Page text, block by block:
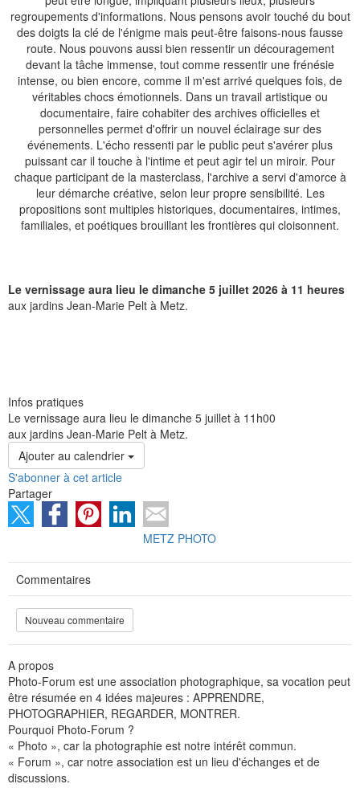
regroupements d'informations. Nous pensons avoir touché du bout
des doigts la clé de l'énigme mais peut-être faisons-nous fausse
route. Nous pouvons aussi bien ressentir un découragement
devant la tâche immense, tout comme ressentir une frénésie
intense, ou bien encore, comme il m'est arrivé quelques fois, de
véritables chocs émotionnels. Dans un travail artistique ou
documentaire, faire cohabiter des archives officielles et
personnelles permet d'offrir un nouvel éclairage sur des
événements. L'écho ressenti par le public peut s'avérer plus
puissant car il touche à l'intime et peut agir tel un miroir. Pour
chaque participant de la masterclass, l'archive a servi d'amorce à
leur démarche créative, selon leur propre sensibilité. Les
propositions sont multiples historiques, documentaires, intimes,
familiales, et poétiques brouillant les frontières qui cloisonnent.
Le vernissage aura lieu le dimanche 5 juillet 2026 à 11 heures
aux jardins Jean-Marie Pelt à Metz.
Infos pratiques
Le vernissage aura lieu le dimanche 5 juillet à 11h00
aux jardins Jean-Marie Pelt à Metz.
Ajouter au calendrier
S'abonner à cet article
Partager
METZ PHOTO
Commentaires
Nouveau commentaire
A propos
Photo-Forum est une association photographique, sa vocation peut
être résumée en 4 idées majeures : APPRENDRE,
PHOTOGRAPHIER, REGARDER, MONTRER.
Pourquoi Photo-Forum ?
« Photo », car la photographie est notre intérêt commun.
« Forum », car notre association est un lieu d'échanges et de
discussions.